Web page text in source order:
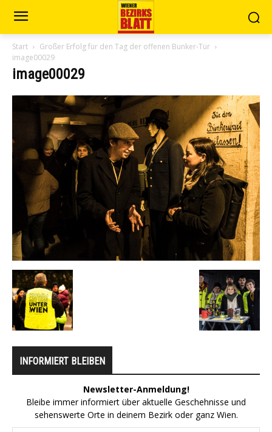
Start
Großer Erfolg für den Tag der offenen Bunker-Tür
image00029
image00029
INFORMIERT BLEIBEN
Newsletter-Anmeldung!
Bleibe immer informiert über aktuelle Geschehnisse und
sehenswerte Orte in deinem Bezirk oder ganz Wien.